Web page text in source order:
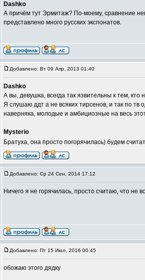
Dashko
А причём тут Эрмитаж? По-моему, сравнение
представлено много русских экспонатов.
Добавлено: Вт 09 Апр, 2013 01:40
Dashko
А вы, девушка, всегда так язвительны к тем, кто
Я слушаю ддт а не всяких тирсенов, и так по
наверняка, молодые и амбициозные на весь
Mysterio
Братуха, она просто погорячилась) будем
Добавлено: Ср 24 Сен, 2014 17:12
Ничего я не горячилась, просто считаю, что не
Добавлено: Пт 15 Июл, 2016 00:45
обожаю этого дядку